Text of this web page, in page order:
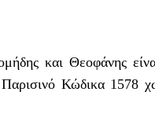
και Θεοφάνης
Κώδικα 1578